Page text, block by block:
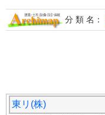
分 類 名：
東リ(株)